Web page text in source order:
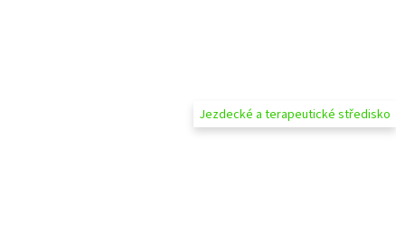
Jezdecké a terapeutické středisko